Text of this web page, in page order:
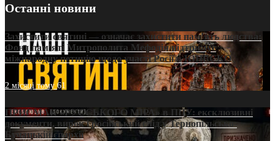
Останні новини
Захистити святині — означає захистити пам’ять людства:
Фонд пам’яті Митрополита Мефодія підтримує
міжнародну петицію щодо участі Росії в ЮНЕСКО
2 місяці тому61
ПРИСМАК «РУССЬКОГО МІРА» в ПЦУ: ексклюзивні
документи, вирок і російський слід у Тернопільсько-
Бучацькій єпархії